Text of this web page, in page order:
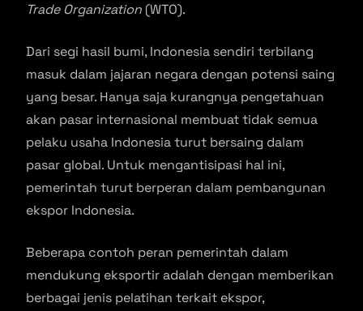
Trade Organization (WTO).
Dari segi hasil bumi, Indonesia sendiri terbilang
masuk dalam jajaran negara dengan potensi saing
yang besar. Hanya saja kurangnya pengetahuan
akan pasar internasional membuat tidak semua
pelaku usaha Indonesia turut bersaing dalam
pasar global. Untuk mengantisipasi hal ini,
pemerintah turut berperan dalam pembangunan
ekspor Indonesia.
Beberapa contoh peran pemerintah dalam
mendukung eksportir adalah dengan memberikan
berbagai jenis pelatihan terkait ekspor,